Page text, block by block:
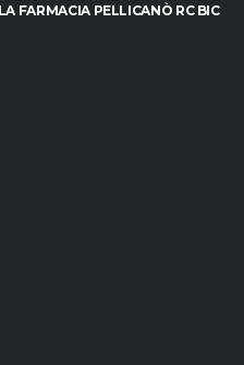
FARMACIA PELLICANÒ RC BIC